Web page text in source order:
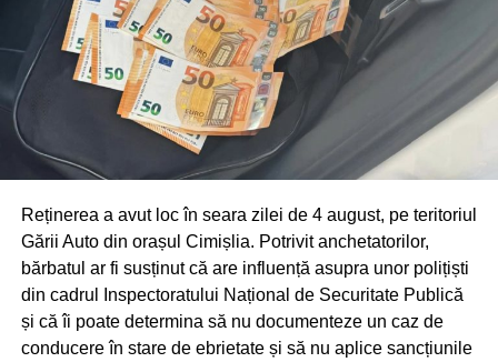
Reținerea a avut loc în seara zilei de 4 august, pe teritoriul
Gării Auto din orașul Cimișlia. Potrivit anchetatorilor,
bărbatul ar fi susținut că are influență asupra unor polițiști
din cadrul Inspectoratului Național de Securitate Publică
și că îi poate determina să nu documenteze un caz de
conducere în stare de ebrietate și să nu aplice sancțiunile